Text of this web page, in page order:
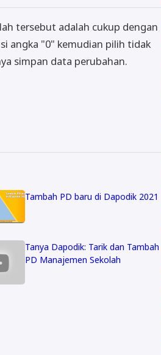
tersebut adalah cukup dengan
angka "0" kemudian pilih tidak
simpan data perubahan.
Tambah PD baru di Dapodik 2021
Tanya Dapodik: Tarik dan Tambah
PD Manajemen Sekolah